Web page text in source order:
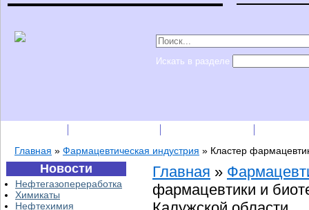
Искать в разделе
Главная » Фармацевтическая индустрия » Кластер
Новости
Нефтегазопереработка
Химикаты
Нефтехимия
Главная »
фармацевтики и